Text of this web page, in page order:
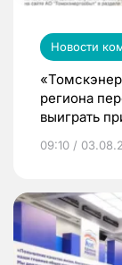
Новости
региона
выиграть
09:10 /